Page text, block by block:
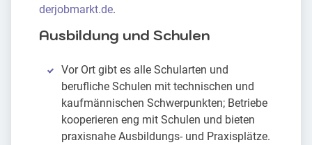
derjobmarkt.de.
Ausbildung und Schulen
Vor Ort gibt es alle Schularten und
berufliche Schulen mit technischen und
kaufmännischen Schwerpunkten; Betriebe
kooperieren eng mit Schulen und bieten
praxisnahe Ausbildungs- und Praxisplätze.